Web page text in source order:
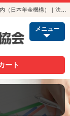
メニュー
ート